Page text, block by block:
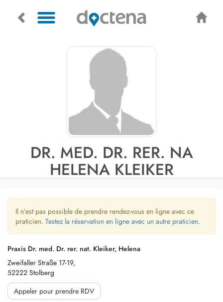
DR. MED. DR. RER. NA
HELENA KLEIKER
Il n’est pas possible de prendre rendez-vous en ligne avec ce
praticien. Testez la réservation en ligne avec un autre praticien.
Praxis Dr. med. Dr. rer. nat. Kleiker, Helena
Zweifaller Straße 17-19,
52222 Stolberg
Appeler pour prendre RDV